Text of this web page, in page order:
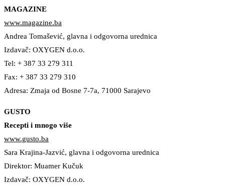
MAGAZINЕ
www.magazine.ba
Andrea Tomašević, glavna i odgovorna urednica
Izdavač: OXYGEN d.o.o.
Tel: + 387 33 279 311
Fax: + 387 33 279 310
Adresa: Zmaja od Bosne 7-7a, 71000 Sarajevo
GUSTO
Recepti i mnogo više
www.gusto.ba
Sara Krajina-Jazvić, glavna i odgovorna urednica
Direktor: Muamer Kučuk
Izdavač: OXYGEN d.o.o.